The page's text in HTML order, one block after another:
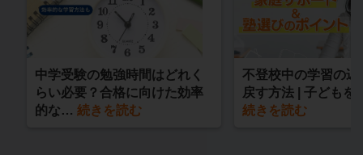
中学受験の勉強時間はどれく
らい必要？合格に向けた効率
的な… 続きを読む
不登校中の学習の遅
戻す方法 | 子ども
続きを読む